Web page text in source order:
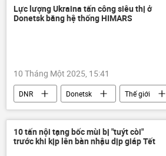
California
Kamala Harris
Lực lượng Ukraina tấn công siêu thị ở
Donetsk bằng hệ thống HIMARS
10 Tháng Một 2025, 15:41
DNR Donetsk
Thế giới
bị thương
tên lửa
tấn công
vụ nổ
Ukraina
Nga
Chiến dịch quân sự đặc biệt tại Ukraina
10 tấn nội tạng bốc mùi bị "tuýt còi"
trước khi kịp lên bàn nhậu dịp giáp Tết